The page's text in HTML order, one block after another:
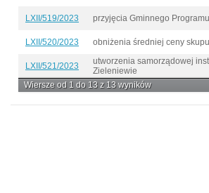
LXII/519/2023 przyjęcia Gminnego
LXII/520/2023 obniżenia średniej ceny
LXII/521/2023
utworzenia samorządowej
Zieleniewie
Wiersze od 1 do 13 z 13 wyników